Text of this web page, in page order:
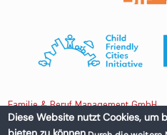
Familie & Beruf Management GmbH
Diese Website nutzt Cookies, um